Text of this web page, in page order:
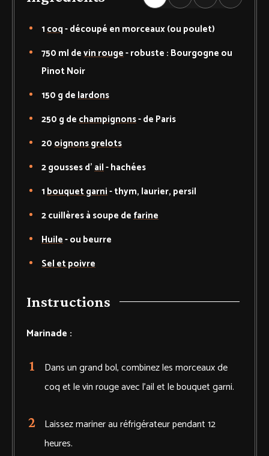
1coq-découpé en morceaux (ou poulet)
750 ml devin rouge-robuste : Bourgogne ou
Pinot Noir
150 g delardons
250 g dechampignons-de Paris
20oignons grelots
2gousses d'ail-hachées
1bouquet garni-thym, laurier, persil
2cuillères à soupe defarine
Huile-ou beurre
Sel et poivre
Instructions
Marinade :
Dans un grand bol, combinez les morceaux de
coq et le vin rouge avec l’ail et le bouquet garni.
Laissez mariner au réfrigérateur pendant 12
heures.